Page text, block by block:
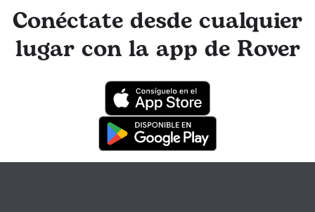
los requisitos.
la app de Rover o en la web.
Conéctate desde cualquier
lugar con la app de Rover